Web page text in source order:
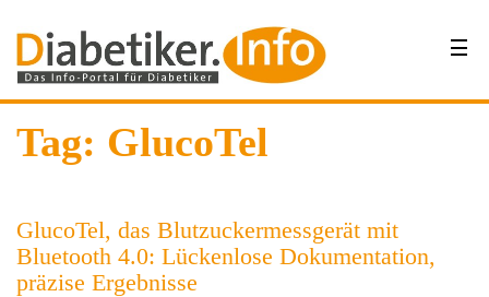
Tag: GlucoTel
GlucoTel, das Blutzuckermessgerät mit
Bluetooth 4.0: Lückenlose Dokumentation,
präzise Ergebnisse